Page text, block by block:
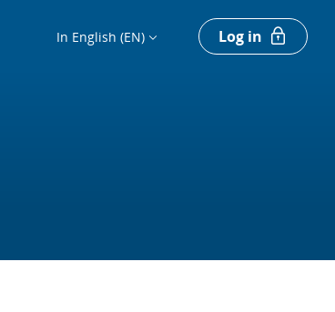
In English (EN) Log in